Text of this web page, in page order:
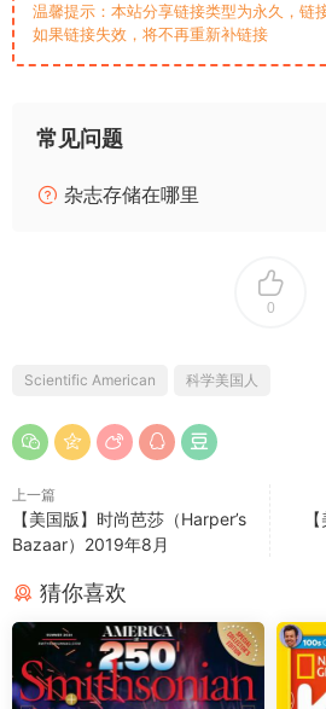
温馨提示：本站分享链接类型为永久，链
如果链接失效，将不再重新补链接
常见问题
杂志存储在哪里
0
Scientific American 科学美国人
上一篇
【美国版】时尚芭莎（Harper’s
Bazaar）2019年8月
猜你喜欢